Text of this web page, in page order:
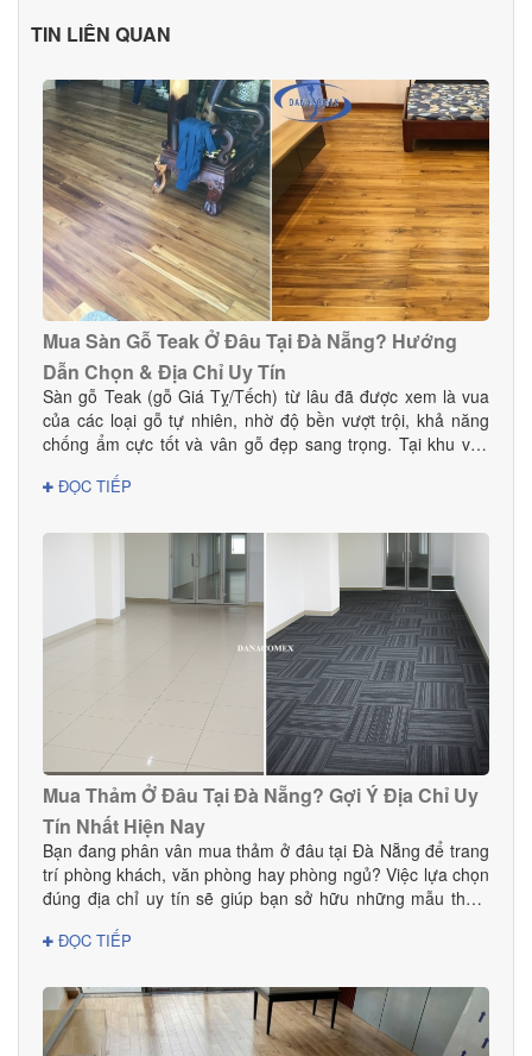
TIN LIÊN QUAN
Mua Sàn Gỗ Teak Ở Đâu Tại Đà Nẵng? Hướng
Dẫn Chọn & Địa Chỉ Uy Tín
Sàn gỗ Teak (gỗ Giá Tỵ/Tếch) từ lâu đã được xem là vua
của các loại gỗ tự nhiên, nhờ độ bền vượt trội, khả năng
chống ẩm cực tốt và vân gỗ đẹp sang trọng. Tại khu vực
— sàn gỗ Teak là lựa chọn hoàn hảo cho cả nhà ở, biệt
Teak ở đâu tại Đà Nẵng để đảm bảo chất lượng thật, giá tốt
và dịch vụ thi công chuyên nghiệp? Hãy cùng Danacomex
ĐỌC TIẾP
Mua Thảm Ở Đâu Tại Đà Nẵng? Gợi Ý Địa Chỉ Uy
Tín Nhất Hiện Nay
Bạn đang phân vân mua thảm ở đâu tại Đà Nẵng để trang
trí phòng khách, văn phòng hay phòng ngủ? Việc lựa chọn
đúng địa chỉ uy tín sẽ giúp bạn sở hữu những mẫu thảm
Trong bài viết này, DANACOMEX giới thiệu đến bạn nơi
tại Đà Nẵng.
ĐỌC TIẾP